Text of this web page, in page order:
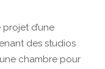
projet d’une
des studios
chambre pour